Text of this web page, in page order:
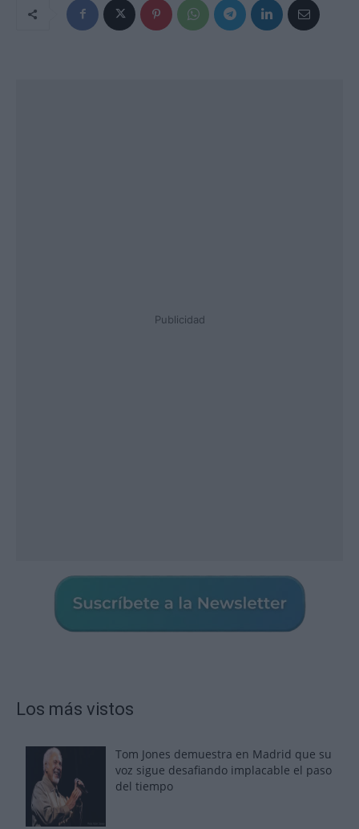
Publicidad
Los más vistos
Tom Jones demuestra en Madrid que su
voz sigue desafiando implacable el paso
del tiempo